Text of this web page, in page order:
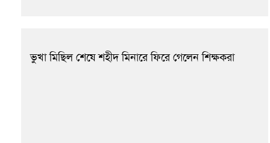
ভুখা মিছিল শেষে শহীদ মিনারে ফিরে গেলেন শিক্ষকরা